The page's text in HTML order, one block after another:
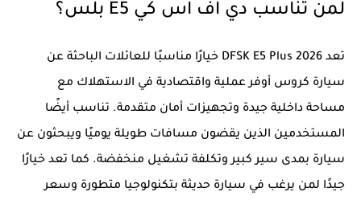
لمن تناسب دي اف اس كي E5 بلس؟
تعد DFSK E5 Plus 2026 خيارًا مناسبًا للعائلات الباحثة عن
سيارة كروس أوفر عملية واقتصادية في الاستهلاك مع
مساحة داخلية جيدة وتجهيزات أمان متقدمة. تناسب أيضًا
المستخدمين الذين يقضون مسافات طويلة يوميًا ويبحثون عن
سيارة بمدى سير كبير وتكلفة تشغيل منخفضة. كما تعد خيارًا
جيدًا لمن يرغب في سيارة حديثة بتكنولوجيا متطورة وسعر